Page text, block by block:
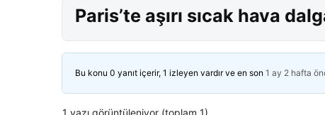
Paris’te aşırı sıcak hava
Bu konu 0 yanıt içerir, 1 izleyen vardır ve en son 1 ay 2 hafta
1 yazı görüntüleniyor (toplam 1)